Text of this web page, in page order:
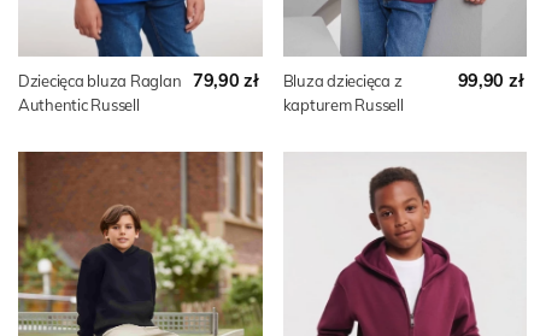
Dziecięca bluza Raglan
Authentic Russell
79,90 zł
Bluza dziecięca z
kapturem Russell
99,90 zł